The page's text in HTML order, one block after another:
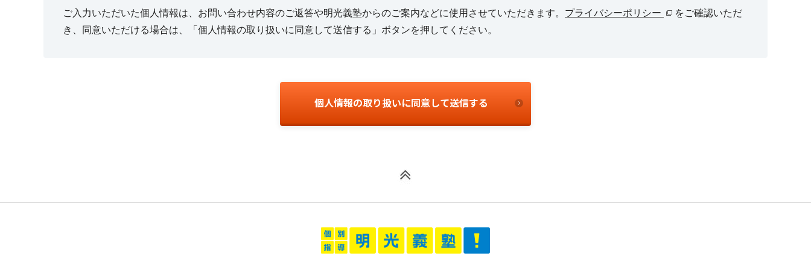
ご入力いただいた個人情報は、お問い合わせ内容のご返答や明光義塾からのご案内などに使用させていただきます。 プライバシーポリシー
をご確認いただ
き、同意いただける場合は、「個人情報の取り扱いに同意して送信する」ボタンを押してください。
個人情報の取り扱いに同意して送信する